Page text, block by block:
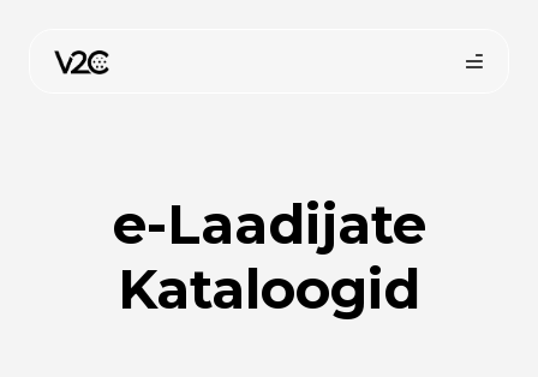
content
e-Laadijate
Kataloogid